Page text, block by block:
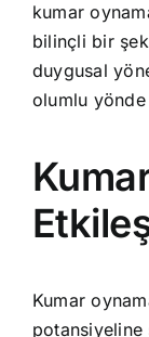
kumar
bilinçli bir
duygusal
olumlu
Kumar